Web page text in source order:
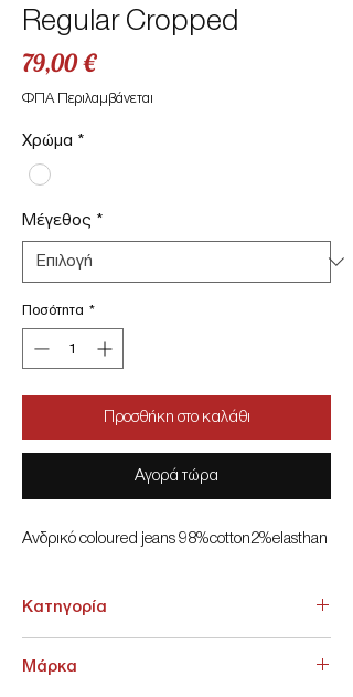
Regular Cropped
79,00 €Τιμή
ΦΠΑ Περιλαμβάνεται
Χρώμα *
Μέγεθος *
Ποσότητα *
Προσθήκη στο καλάθι
Αγορά τώρα
Ανδρικό coloured jeans 98%cotton2%elasthan
Κατηγορία
Μάρκα